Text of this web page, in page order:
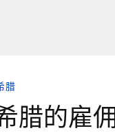
腊
腊的雇